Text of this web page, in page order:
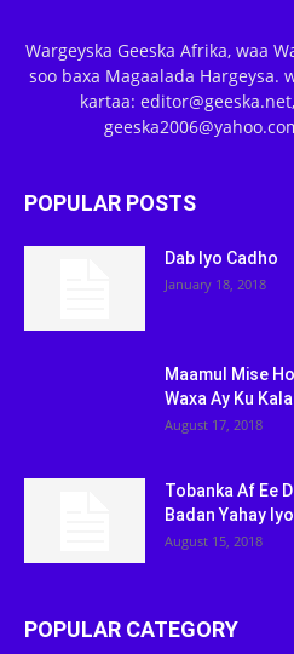
Wargeyska Geeska Afrika, waa
soo baxa Magaalada Hargeysa.
kartaa:
POPULAR POSTS
Dab Iyo Cadho
January 18, 2018
Maamul Mise
Waxa Ay Ku
August 17, 2018
Tobanka Af Ee
Badan Yahay
August 15, 2018
POPULAR CATEGORY